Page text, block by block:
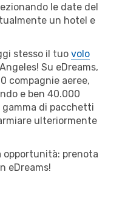
le date del
un hotel e
stesso il tuo volo
Su eDreams,
compagnie aeree,
e ben 40.000
di pacchetti
ulteriormente
prenota
eDreams!